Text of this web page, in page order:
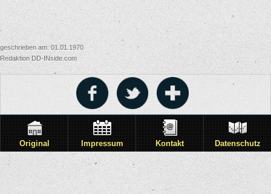
geschrieben am: 01.01.1970
Redaktion DD-INside.com
Original Impressum Kontakt Datenschutz